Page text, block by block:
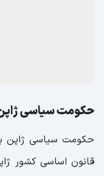
حکومت سیاسی
حکومت سیاسی ژاپن